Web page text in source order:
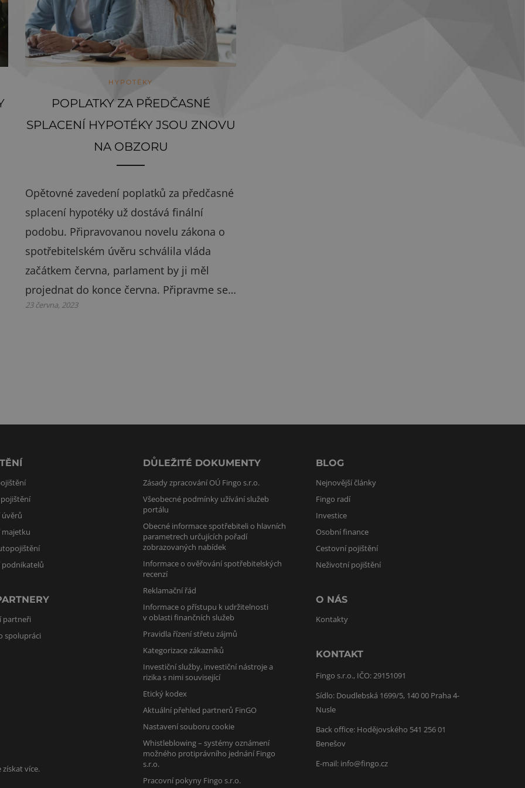
HYPOTÉKY
POPLATKY ZA PŘEDČASNÉ
SPLACENÍ HYPOTÉKY JSOU ZNOVU
NA OBZORU
Opětovné zavedení poplatků za předčasné
splacení hypotéky už dostává finální
podobu. Připravovanou novelu zákona o
spotřebitelském úvěru schválila vláda
začátkem června, parlament by ji měl
projednat do konce června. Připravme se…
23 června, 2023
pojištění
úvěrů
majetku
podnikatelů
partneři
spolupráci
DŮLEŽITÉ DOKUMENTY
Zásady zpracování OÚ Fingo s.r.o.
Všeobecné podmínky užívání služeb
portálu
Obecné informace spotřebiteli o hlavních
parametrech určujících pořadí
zobrazovaných nabídek
Informace o ověřování spotřebitelských
recenzí
Reklamační řád
Informace o přístupu k udržitelnosti
v oblasti finančních služeb
Pravidla řízení střetu zájmů
Kategorizace zákazníků
Investiční služby, investiční nástroje a
rizika s nimi související
Etický kodex
Aktuální přehled partnerů FinGO
Nastavení souboru cookie
Whistleblowing – systémy oznámení
možného protiprávního jednání Fingo
s.r.o.
Pracovní pokyny Fingo s.r.o.
BLOG
Nejnovější články
Fingo radí
Investice
Osobní finance
Cestovní pojištění
Neživotní pojištění
O NÁS
Kontakty
KONTAKT
Fingo s.r.o., IČO: 29151091
Sídlo: Doudlebská 1699/5, 140 00 Praha 4-
Nusle
Back office: Hodějovského 541 256 01
Benešov
E-mail: info@fingo.cz
více.